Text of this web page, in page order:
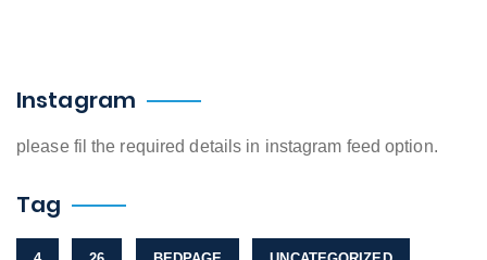
Instagram
please fil the required details in instagram feed option.
Tag